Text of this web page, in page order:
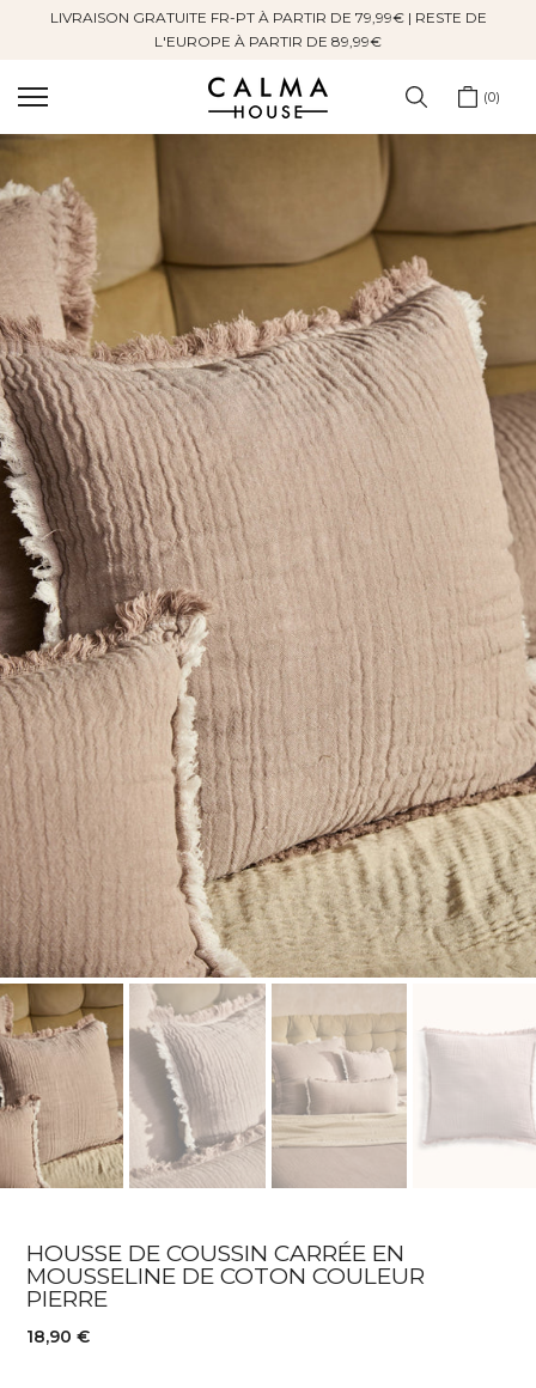
SauterLIVRAISON GRATUITE FR-PT À PARTIR DE 79,99€ | RESTE DE
L'EUROPE À PARTIR DE 89,99€
0
HOUSSE DE COUSSIN CARRÉE EN
MOUSSELINE DE COTON COULEUR
PIERRE
18,90 €